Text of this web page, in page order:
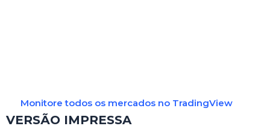
Monitore todos os mercados no TradingView
VERSÃO IMPRESSA